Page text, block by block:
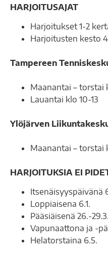
HARJOITUSAJAT
Harjoitukset 1-2
Harjoitusten kesto
Tampereen
Maanantai – torstai
Lauantai klo 10-13
Ylöjärven
Maanantai – torstai
HARJOITUKSIA EI
Itsenäisyyspäivänä
Loppiaisena 6.1.
Pääsiäisenä 26.-29.3.
Vapunaattona ja -
Helatorstaina 6.5.